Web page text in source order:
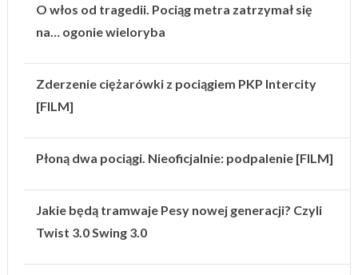
O włos od tragedii. Pociąg metra zatrzymał się
na… ogonie wieloryba
Zderzenie ciężarówki z pociągiem PKP Intercity
[FILM]
Płoną dwa pociągi. Nieoficjalnie: podpalenie [FILM]
Jakie będą tramwaje Pesy nowej generacji? Czyli
Twist 3.0 Swing 3.0